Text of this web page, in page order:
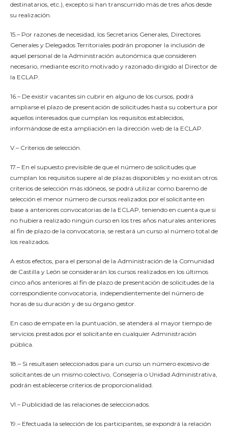
destinatarios, etc.), excepto si han transcurrido más de tres años desde
su realización.
15.– Por razones de necesidad, los Secretarios Generales, Directores
Generales y Delegados Territoriales podrán proponer la inclusión de
aquel personal de la Administración autonómica que consideren
necesario, mediante escrito motivado y razonado dirigido al Director de
la ECLAP.
16.– De existir vacantes sin cubrir en alguno de los cursos, podrá
ampliarse el plazo de presentación de solicitudes hasta su cobertura por
aquellos interesados que cumplan los requisitos establecidos,
informándose de esta ampliación en la dirección web de la ECLAP.
V.– Criterios de selección.
17.– En el supuesto previsible de que el número de solicitudes que
cumplan los requisitos supere al de plazas disponibles y no existan otros
criterios de selección más idóneos, se podrá utilizar como baremo de
selección el menor número de cursos realizados por el solicitante en
base a anteriores convocatorias de la ECLAP, teniendo en cuenta que si
no hubiera realizado ningún curso en los tres años naturales anteriores
al fin de plazo de la convocatoria, se restará un curso al número total de
los realizados.
A estos efectos, para el personal de la Administración de la Comunidad
de Castilla y León se considerarán los cursos realizados en los últimos
cinco años anteriores al fin de plazo de presentación de solicitudes de la
correspondiente convocatoria, independientemente del número de
horas de su duración y de su órgano gestor.
En caso de empate en la puntuación, se atenderá al mayor tiempo de
servicios prestados por el solicitante en cualquier Administración
pública.
18.– Si resultasen seleccionados para un curso un número excesivo de
solicitantes de un mismo colectivo, Consejería o Unidad Administrativa,
podrán establecerse criterios de proporcionalidad.
VI.– Publicidad de las relaciones de seleccionados.
19.– Efectuada la selección de los participantes, se expondrá la relación